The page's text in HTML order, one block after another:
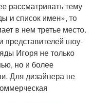
рассматривать тему
и список имен», то
в нем третье место.
представителей шоу-
Игоря не только
но и более
Для дизайнера не